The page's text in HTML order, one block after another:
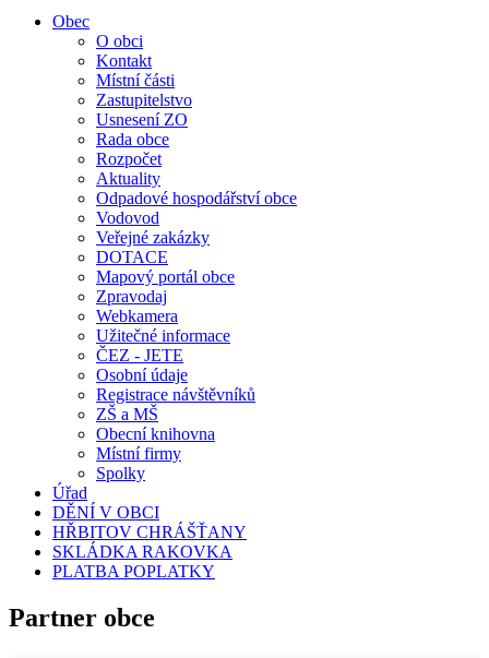
Obec
O obci
Kontakt
Místní části
Zastupitelstvo
Usnesení ZO
Rada obce
Rozpočet
Aktuality
Odpadové hospodářství obce
Vodovod
Veřejné zakázky
DOTACE
Mapový portál obce
Zpravodaj
Webkamera
Užitečné informace
ČEZ - JETE
Osobní údaje
Registrace návštěvníků
ZŠ a MŠ
Obecní knihovna
Místní firmy
Spolky
Úřad
DĚNÍ V OBCI
HŘBITOV CHRÁŠŤANY
SKLÁDKA RAKOVKA
PLATBA POPLATKY
Partner obce